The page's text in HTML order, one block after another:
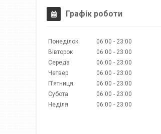
Графік роботи
Понеділок 06:00
23:00
Вівторок
06:00
23:00
Середа
06:00
23:00
Четвер
06:00
23:00
Пʼятниця
06:00
23:00
Субота
06:00
23:00
Неділя
06:00 23:00